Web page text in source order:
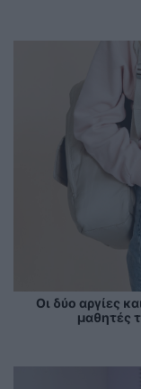
Οι δύο αργίες
μαθητές